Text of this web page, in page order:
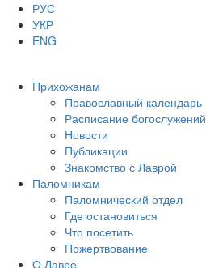
РУС
УКР
ENG
Прихожанам
Православный календарь
Расписание богослужений
Новости
Публикации
Знакомство с Лаврой
Паломникам
Паломнический отдел
Где остановиться
Что посетить
Пожертвование
О Лавре